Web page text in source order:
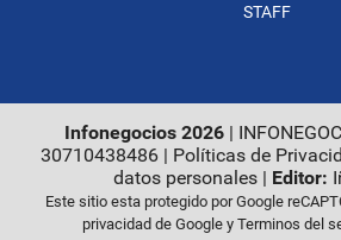
STAFF
Infonegocios 2026 |
30710438486 | Políticas de
datos personales| Editor:
Este sitio esta protegido por Google
privacidad de Googley Terminos del